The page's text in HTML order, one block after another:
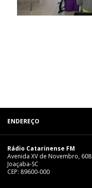
ENDEREÇO
Rádio Catarinense FM
Avenida XV de Novembro, 608
Joaçaba-SC
CEP: 89600-000